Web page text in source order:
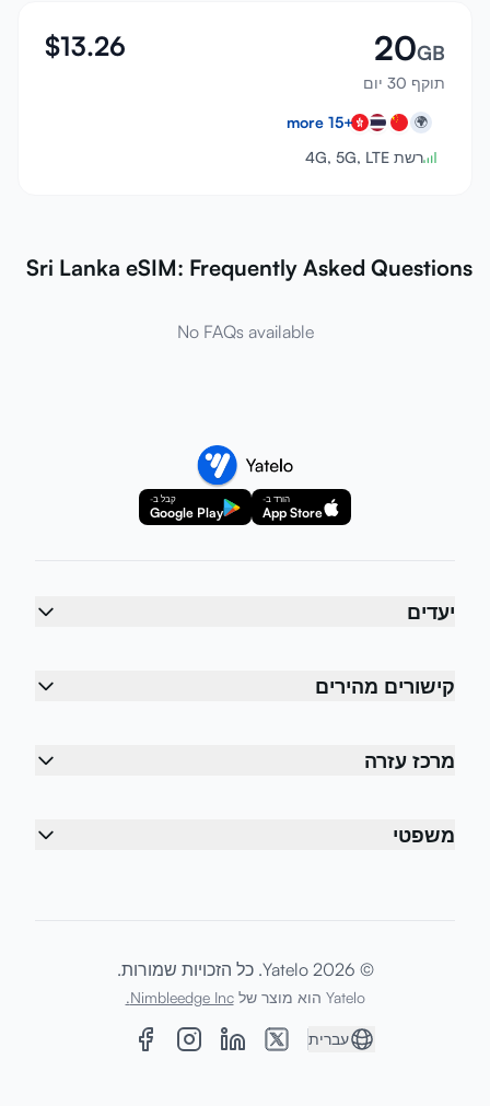
20GB
תוקף 30 יום
$13.26
🌍
+
15
רשת 4G, 5G, LTE
Sri Lanka eSIM: Frequently Asked Questions
No FAQs available
הורד ב-
App Store
קבל ב-
Google Play
יעדים
קישורים מהירים
מרכז עזרה
משפטי
© 2026 Yatelo. כל הזכויות שמורות.
Yatelo הוא מוצר של Nimbleedge Inc.
עברית